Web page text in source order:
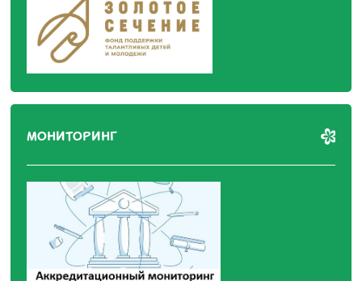
МОНИТОРИНГ